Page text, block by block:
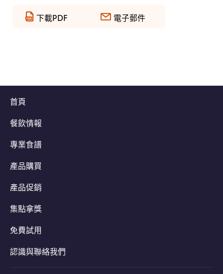
下載PDF 電子郵件
首頁
餐飲情報
專業食譜
產品購買
產品促銷
集點拿獎
免費試用
認識與聯絡我們